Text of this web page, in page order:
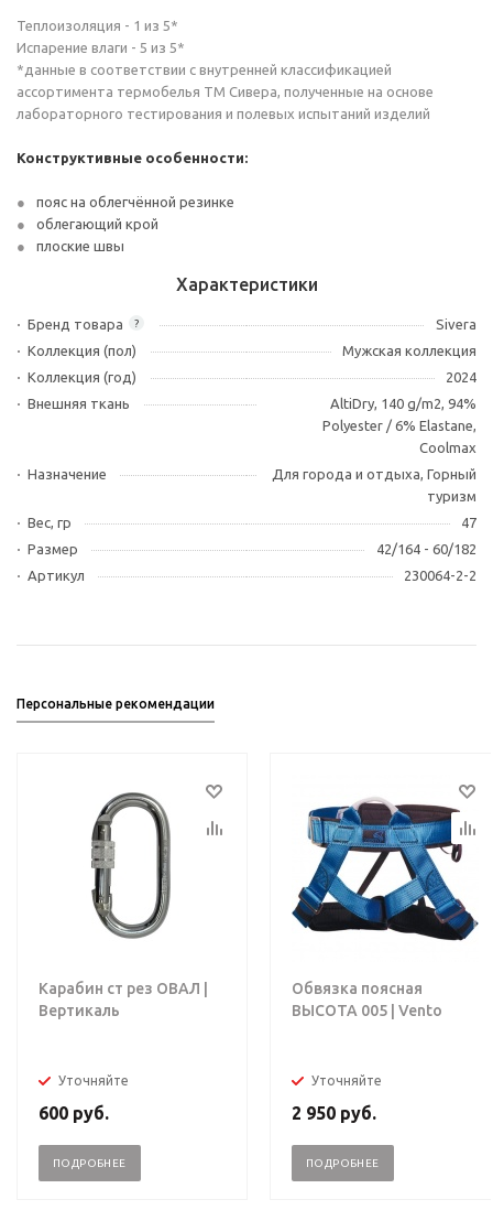
Теплоизоляция - 1 из 5*
Испарение влаги - 5 из 5*
*данные в соответствии с внутренней классификацией
ассортимента термобелья ТМ Сивера, полученные на основе
лабораторного тестирования и полевых испытаний изделий
Конструктивные особенности:
пояс на облегчённой резинке
облегающий крой
плоские швы
Характеристики
?
Бренд товара
Sivera
Коллекция (пол)
Мужская коллекция
Коллекция (год)
2024
Внешняя ткань
AltiDry, 140 g/m2, 94%
Polyester / 6% Elastane,
Coolmax
Назначение
Для города и отдыха, Горный
туризм
Вес, гр
47
Размер
42/164 - 60/182
Артикул
230064-2-2
Персональные рекомендации
Карабин ст рез ОВАЛ |
Вертикаль
Уточняйте
600 руб.
ПОДРОБНЕЕ
Обвязка поясная
ВЫСОТА 005 | Vento
Уточняйте
2 950 руб.
ПОДРОБНЕЕ